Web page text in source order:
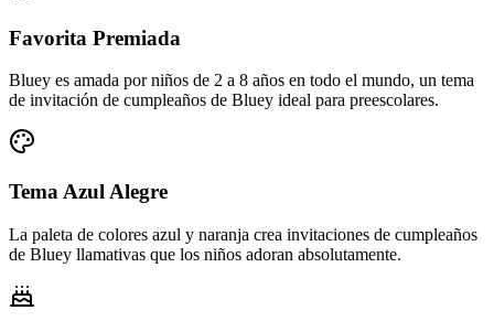
Favorita Premiada
Bluey es amada por niños de 2 a 8 años en todo el mundo, un tema
de invitación de cumpleaños de Bluey ideal para preescolares.
Tema Azul Alegre
La paleta de colores azul y naranja crea invitaciones de cumpleaños
de Bluey llamativas que los niños adoran absolutamente.